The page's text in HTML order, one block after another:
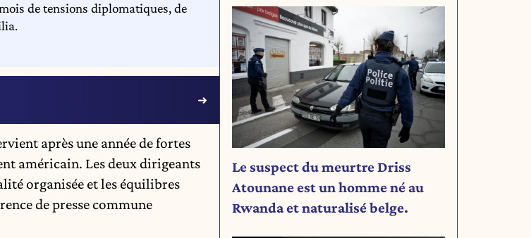
de tensions diplomatiques, de
après une année de fortes
américain. Les deux dirigeants
organisée et les équilibres
de presse commune
Le suspect du meurtre Driss
Atounane est un homme né au
Rwanda et naturalisé belge.